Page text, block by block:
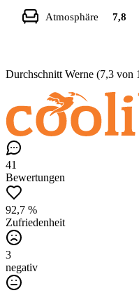
Atmosphäre 7,8
Durchschnitt Werne (7,3 von
41
Bewertungen
92,7 %
Zufriedenheit
3
negativ